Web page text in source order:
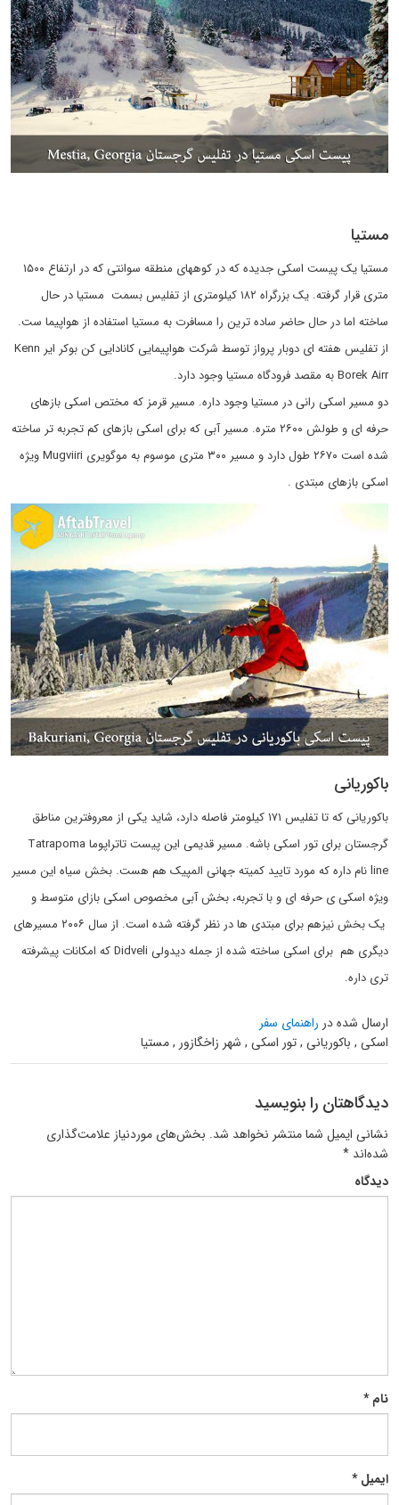
مستیا
مستیا یک پیست اسکی جدیده که در کوههای منطقه سوانتی که در ارتفاع ۱۵۰۰
متری قرار گرفته. یک بزرگراه ۱۸۲ کیلومتری از تفلیس بسمت مستیا در حال
ساخته اما در حال حاضر ساده ترین را مسافرت به مستیا استفاده از هواپیما ست.
از تفلیس هفته ای دوبار پرواز توسط شرکت هواپیمایی کانادایی کن بوکر ایر Kenn
Borek Airr به مقصد فرودگاه مستیا وجود دارد.
دو مسیر اسکی رانی در مستیا وجود داره. مسیر قرمز که مختص اسکی بازهای
حرفه ای و طولش ۲۶۰۰ متره. مسیر آبی که برای اسکی بازهای کم تجربه تر ساخته
شده است ۲۶۷۰ طول دارد و مسیر ۳۰۰ متری موسوم به موگویری Mugviiri ویژه
اسکی بازهای مبتدی .
باکوریانی
باکوریانی که تا تفلیس ۱۷۱ کیلومتر فاصله دارد، شاید یکی از معروفترین مناطق
گرجستان برای تور اسکی باشه. مسیر قدیمی این پیست تاتراپوما Tatrapoma
line نام داره که مورد تایید کمیته جهانی المپیک هم هست. بخش سیاه این مسیر
ویژه اسکی ی حرفه ای و با تجربه، بخش آبی مخصوص اسکی بازای متوسط و
یک بخش نیزهم برای مبتدی ها در نظر گرفته شده است. از سال ۲۰۰۶ مسیرهای
دیگری هم برای اسکی ساخته شده از جمله دیدولی Didveli که امکانات پیشرفته
تری داره.
ارسال شده در راهنمای سفر
اسکی , باکوریانی , تور اسکی , شهر زاخگازور , مستیا
دیدگاهتان را بنویسید
نشانی ایمیل شما منتشر نخواهد شد. بخش‌های موردنیاز علامت‌گذاری
شده‌اند *
دیدگاه
نام*
ایمیل*